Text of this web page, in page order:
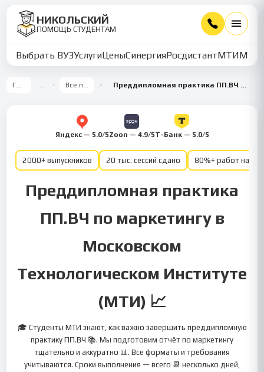
НИКОЛЬСКИЙ
ПОМОЩЬ СТУДЕНТАМ
Выбрать ВУЗУслугиЦеныСинергияРосдистантМТИММУ
Главная … Все предметы Преддипломная практика ПП.ВЧ — Менеджмент профиль: Маркетинг
Яндекс — 5.0/5Zoon — 4.9/5Т-Банк — 5.0/5
2000+ выпускников 20 тыс. сессий сдано 80%+ работ на
Преддипломная практика
ПП.ВЧ по маркетингу в
Московском
Технологическом Институте
(МТИ) 📈
🎓 Студенты МТИ знают, как важно завершить преддипломную
практику ПП.ВЧ 📚. Мы подготовим отчёт по маркетингу
тщательно и аккуратно 📊. Все форматы и требования
учитываются. Сроки выполнения — всего 📆 несколько дней,